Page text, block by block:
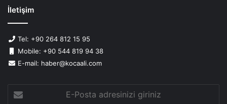
İletişim
Tel: +90 264 812 15 95
Mobile: +90 544 819 94 38
E-mail: haber@kocaali.com
Posta